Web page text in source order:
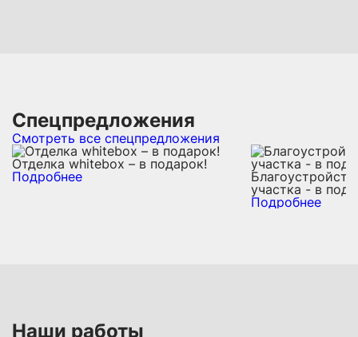
Спецпредложения
Смотреть все спецпредложения
Отделка whitebox – в подарок!
Подробнее
участка - в
Подробнее
Наши работы